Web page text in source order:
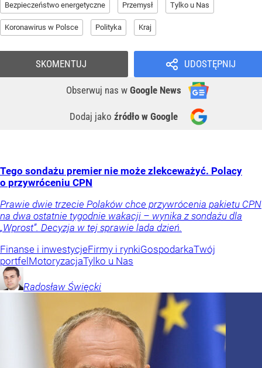
Bezpieczeństwo energetyczne Przemysł Tylko u Nas
Koronawirus w Polsce Polityka Kraj
UDOSTĘPNIJ
Obserwuj nas w Google News
Dodaj jako źródło w Google
SKOMENTUJ
Tego sondażu premier nie może zlekceważyć. Polacy
o przywróceniu CPN
Prawie dwie trzecie Polaków chce przywrócenia pakietu CPN
na dwa ostatnie tygodnie wakacji – wynika z sondażu dla
„Wprost”. Decyzja w tej sprawie lada dzień.
Finanse i inwestycjeFirmy i rynkiGospodarkaTwój
portfel MotoryzacjaTylko u Nas
Radosław Święcki